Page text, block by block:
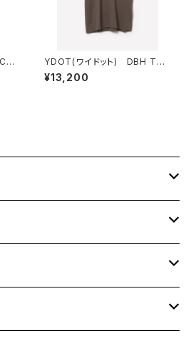
YDOT(ワイドット) DBH TSH
IRT
¥13,200